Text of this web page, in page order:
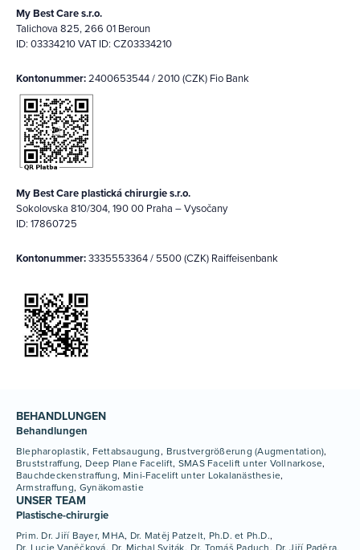
My Best Care s.r.o.
Talichova 825, 266 01 Beroun
ID: 03334210 VAT ID: CZ03334210
Kontonummer:2400653544 / 2010 (CZK) Fio Bank
My Best Care plastická chirurgie s.r.o.
Sokolovska 810/304, 190 00 Praha – Vysočany
ID: 17860725
Kontonummer:3335553364 / 5500 (CZK) Raiffeisenbank
BEHANDLUNGEN
Behandlungen
Blepharoplastik Fettabsaugung Brustvergrößerung (Augmentation)
Bruststraffung Deep Plane Facelift SMAS Facelift unter Vollnarkose
Bauchdeckenstraffung Mini-Facelift unter Lokalanästhesie
Armstraffung Gynäkomastie
UNSER TEAM
Plastische-chirurgie
Prim. Dr. Jiří Bayer, MHA Dr. Matěj Patzelt, Ph.D. et Ph.D.
Dr. Lucie Vaněčková Dr. Michal Sviták Dr. Tomáš Paduch Dr. Jiří Paděra